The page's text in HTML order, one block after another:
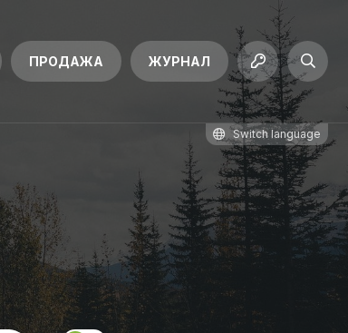
ПРОДАЖА ЖУРНАЛ
Switch language